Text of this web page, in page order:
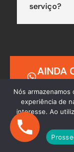
serviço?
AINDA
Nós
experiência de
interesse. Ao